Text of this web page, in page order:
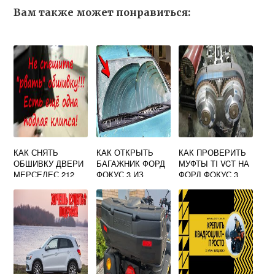
Вам также может понравиться:
КАК СНЯТЬ
ОБШИВКУ ДВЕРИ
МЕРСЕДЕС 212
КАК ОТКРЫТЬ
БАГАЖНИК ФОРД
ФОКУС 3 ИЗ
КАК ПРОВЕРИТЬ
МУФТЫ TI VCT НА
ФОРД ФОКУС 3